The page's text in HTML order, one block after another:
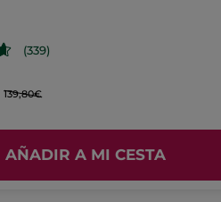
(339)
139,80€
AÑADIR A MI CESTA